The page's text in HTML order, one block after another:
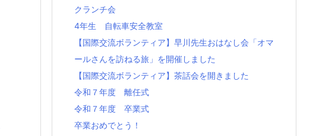
クランチ会
4年生 自転車安全教室
【国際交流ボランティア】早川先生おはなし会「オマ
ールさんを訪ねる旅」を開催しました
【国際交流ボランティア】茶話会を開きました
令和７年度 離任式
令和７年度 卒業式
卒業おめでとう！